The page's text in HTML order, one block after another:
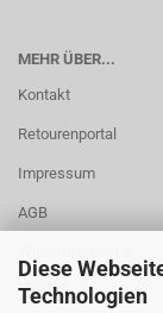
Diese
Technologien
MEHR ÜBER...
Kontakt
Retourenportal
Impressum
AGB
Muster-